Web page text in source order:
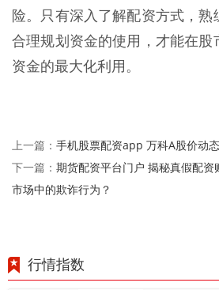
险。只有深入了解配资方式，
合理规划资金的使用，才能在股
资金的最大化利用。
上一篇： 手机股票配资app 万科A股价动
下一篇： 期货配资平台门户 揭秘真假配
市场中的欺诈行为？
行情指数